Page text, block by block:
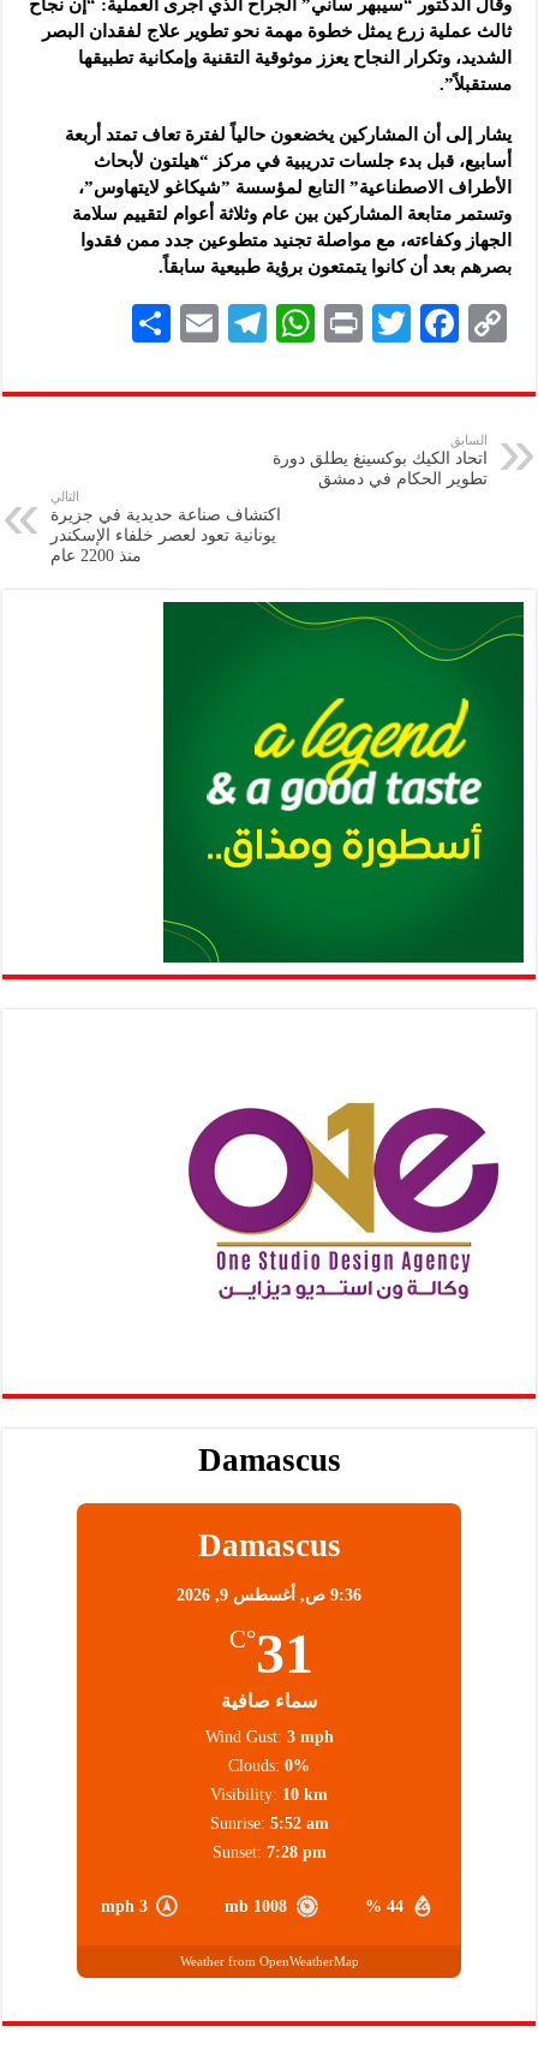
وقال الدكتور “سيبهر ساني” الجراح الذي أجرى العملية: “إن نجاح
ثالث عملية ‏زرع يمثل خطوة مهمة نحو تطوير علاج لفقدان البصر
الشديد، وتكرار النجاح ‏يعزز موثوقية التقنية وإمكانية تطبيقها
مستقبلاً”.‏
يشار إلى أن المشاركين يخضعون حالياً لفترة تعاف تمتد أربعة
أسابيع، قبل بدء ‏جلسات تدريبية في مركز “هيلتون لأبحاث
الأطراف الاصطناعية” التابع لمؤسسة ‌‏”شيكاغو لايتهاوس”،
وتستمر متابعة المشاركين بين عام وثلاثة أعوام لتقييم سلامة
‏الجهاز وكفاءته، مع مواصلة تجنيد متطوعين جدد ممن فقدوا
بصرهم بعد أن كانوا ‏يتمتعون برؤية طبيعية سابقاً.‏
C
p
y
Li
F
eb
k
T
tt
P
nt
W
at
A
p
p
Te
gr
E
ai
ar
السابق
اتحاد الكيك بوكسينغ يطلق دورة
تطوير الحكام في دمشق
التالي
اكتشاف صناعة حديدية في جزيرة
يونانية تعود لعصر خلفاء الإسكندر
منذ 2200 ‏عام
Damascus
Damascus
9:36 ص, أغسطس 9, 2026
31
°C
سماء صافية
44 %
1008 mb
3 mph
Wind Gust: 3 mph
Clouds: 0%
Visibility: 10 km
Sunrise: 5:52 am
Sunset: 7:28 pm
Weather from OpenWeatherMap